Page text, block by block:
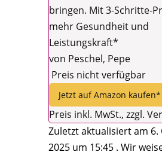
bringen. Mit 3-Schritte-
mehr Gesundheit und
Leistungskraft*
von Peschel, Pepe
Preis nicht verfügbar
Jetzt auf Amazon kaufen*
Preis inkl. MwSt., zzgl.
Zuletzt aktualisiert am 6.
2025 um 15:45 . Wir